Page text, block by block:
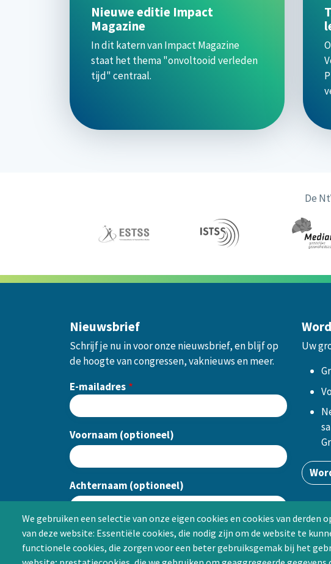
We gebruiken een selectie van onze eigen cookies en cookies van derden
van deze website: Essentiële cookies, die nodig zijn om de website te
functionele cookies, die zorgen voor een beter gebruiksgemak bij het
Nieuwe editie Impact
Magazine
In dit katern van Impact Magazine
staat het thema "onvoltooid verleden
tijd" centraal.
De
Nieuwsbrief
Schrijf je nu in voor onze nieuwsbrief, en blijf op
de hoogte van congressen, vaknieuws en meer.
E-mailadres
Voornaam (optioneel)
Achternaam (optioneel)
CAPTCHA
Uw